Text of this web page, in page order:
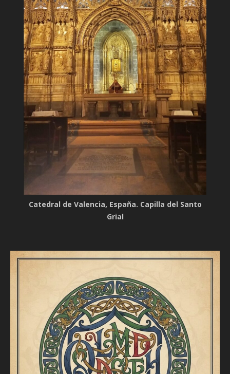
Catedral de Valencia, España. Capilla del Santo
Grial